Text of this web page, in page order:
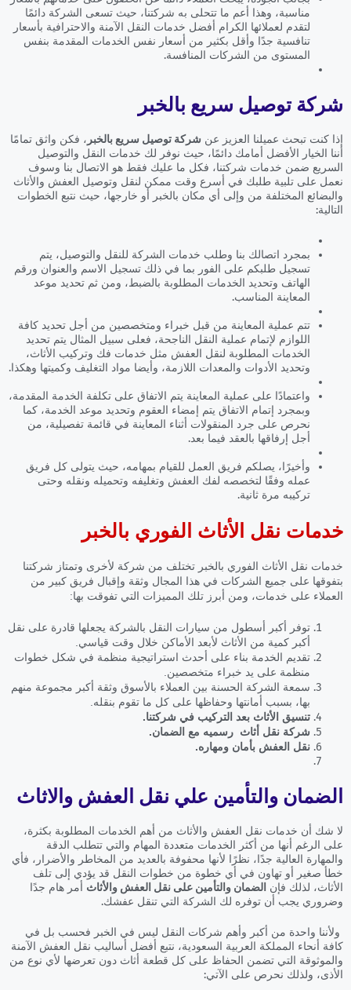
مناسبة، وهذا أعم ما تتحلى به شركتنا، حيث تسعى الشركة دائمًا
لتقدم لعملائها الكرام أفضل خدمات النقل الآمنة والاحترافية بأسعار
تنافسية جدًا وأقل بكثير من أسعار نفس الخدمات المقدمة بنفس
المستوى من الشركات المنافسة.
شركة توصيل سريع بالخبر
إذا كنت تبحث عميلنا العزيز عن شركة توصيل سريع بالخبر ، فكن واثق تمامًا
أننا الخيار الأفضل أمامك دائمًا، حيث نوفر لك خدمات النقل والتوصيل
السريع ضمن خدمات شركتنا، فكل ما عليك فقط هو الاتصال بنا وسوف
نعمل على تلبية طلبك في أسرع وقت ممكن لنقل وتوصيل العفش والأثاث
والبضائع المختلفة من وإلى أي مكان بالخبر أو خارجها، حيث نتبع الخطوات
التالية:
بمجرد اتصالك بنا وطلب خدمات الشركة للنقل والتوصيل، يتم
تسجيل طلبكم على الفور بما في ذلك تسجيل الاسم والعنوان ورقم
الهاتف وتحديد الخدمات المطلوبة بالضبط، ومن ثم تحديد موعد
المعاينة المناسب.
تتم عملية المعاينة من قبل خبراء ومتخصصين من أجل تحديد كافة
اللوازم لإتمام عملية النقل الناجحة، فعلى سبيل المثال يتم تحديد
الخدمات المطلوبة لنقل العفش مثل خدمات فك وتركيب الأثاث،
وتحديد الأدوات والمعدات اللازمة، وأيضا مواد التغليف وكميتها وهكذا.
واعتمادًا على عملية المعاينة يتم الاتفاق على تكلفة الخدمة المقدمة،
وبمجرد إتمام الاتفاق يتم إمضاء العقوم وتحديد موعد الخدمة، كما
نحرص على جرد المنقولات أثناء المعاينة في قائمة تفصيلية، من
أجل إرفاقها بالعقد فيما بعد.
وأخيرًا، يصلكم فريق العمل للقيام بمهامه، حيث يتولى كل فريق
عمله وفقًا لتخصصه لفك العفش وتغليفه وتحميله ونقله وحتى
تركيبه مرة ثانية.
خدمات نقل الأثاث الفوري بالخبر
خدمات نقل الأثاث الفوري بالخبر تختلف من شركة لأخرى وتمتاز شركتنا
بتفوقها على جميع الشركات في هذا المجال وثقة وإقبال فريق كبير من
العملاء على خدمات، ومن أبرز تلك المميزات التي تفوقت بها:
توفر أكبر أسطول من سيارات النقل بالشركة يجعلها قادرة على نقل
أكبر كمية من الأثاث لأبعد الأماكن خلال وقت قياسي.
تقديم الخدمة بناء على أحدث استراتيجية منظمة في شكل خطوات
منظمة على يد خبراء متخصصين.
سمعة الشركة الحسنة بين العملاء بالأسوق وثقة أكبر مجموعة منهم
بها، بسبب أمانتها وحفاظها على كل ما تقوم بنقله.
تنسيق الأثاث بعد التركيب في شركتنا.
شركة نقل أثاث رسميه مع الضمان.
نقل العفش بأمان ومهاره.
الضمان والتأمين علي نقل العفش والاثاث
لا شك أن خدمات نقل العفش والأثاث من أهم الخدمات المطلوبة بكثرة،
على الرغم أنها من أكثر الخدمات متعددة المهام والتي تتطلب الدقة
والمهارة العالية جدًا، نظرًا لأنها محفوفة بالعديد من المخاطر والأضرار، فأي
خطأ صغير أو تهاون في أي خطوة من خطوات النقل قد يؤدي إلى تلف
الأثاث، لذلك فإن الضمان والتأمين على نقل العفش والأثاث أمر هام جدًا
وضروري يجب أن توفره لك الشركة التي تنقل عفشك.
ولأننا واحدة من أكبر وأهم شركات النقل ليس في الخبر فحسب بل في
كافة أنحاء المملكة العربية السعودية، نتبع أفضل أساليب نقل العفش الآمنة
والموثوقة التي تضمن الحفاظ على كل قطعة أثاث دون تعرضها لأي نوع من
الأذى، ولذلك نحرص على الآتي: